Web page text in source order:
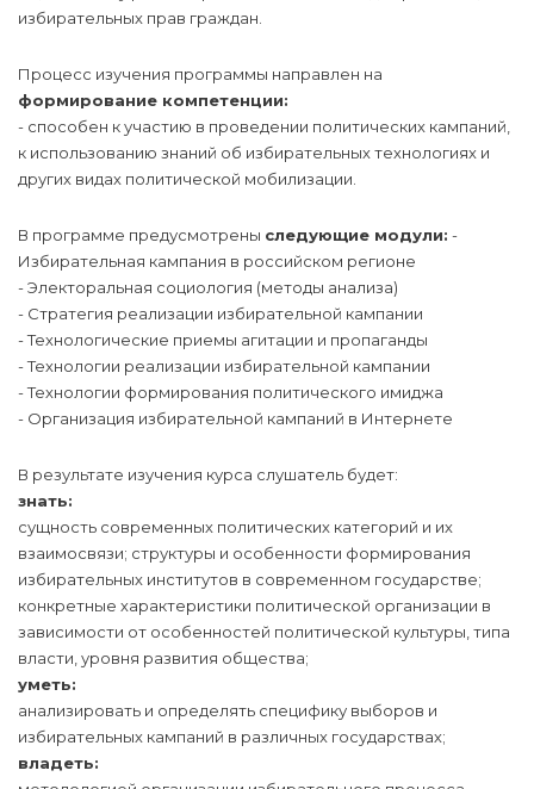
избирательных прав граждан.
Процесс изучения программы направлен на
формирование компетенции:
- способен к участию в проведении политических кампаний,
к использованию знаний об избирательных технологиях и
других видах политической мобилизации.
В программе предусмотрены следующие модули: -
Избирательная кампания в российском регионе
- Электоральная социология (методы анализа)
- Стратегия реализации избирательной кампании
- Технологические приемы агитации и пропаганды
- Технологии реализации избирательной кампании
- Технологии формирования политического имиджа
- Организация избирательной кампаний в Интернете
В результате изучения курса слушатель будет:
знать:
сущность современных политических категорий и их
взаимосвязи; структуры и особенности формирования
избирательных институтов в современном государстве;
конкретные характеристики политической организации в
зависимости от особенностей политической культуры, типа
власти, уровня развития общества;
уметь:
анализировать и определять специфику выборов и
избирательных кампаний в различных государствах;
владеть: